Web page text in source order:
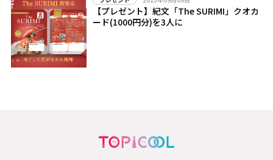
【プレゼント】紀文「The SURIMI」クオカ
ード(1000円分)を3人に